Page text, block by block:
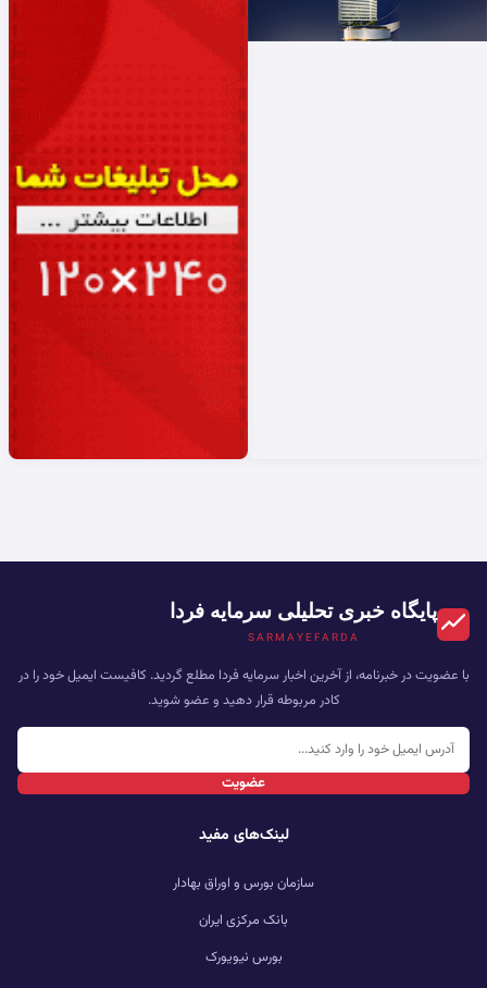
پایگاه خبری تحلیلی سرمایه فردا
SARMAYEFARDA
با عضویت در خبرنامه، از آخرین اخبار سرمایه فردا مطلع گردید. کافیست ایمیل خود را در
کادر مربوطه قرار دهید و عضو شوید.
عضویت
لینک‌های مفید
سازمان بورس و اوراق بهادار
بانک مرکزی ایران
بورس نیویورک